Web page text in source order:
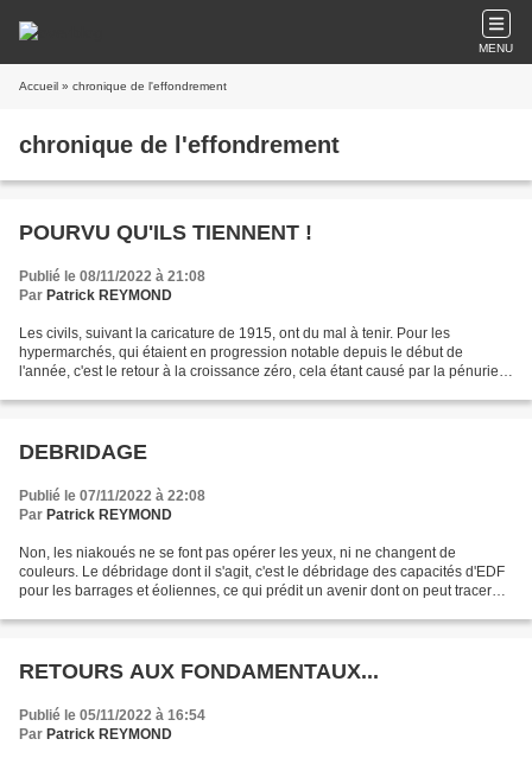
MENU
Accueil » chronique de l'effondrement
chronique de l'effondrement
POURVU QU'ILS TIENNENT !
Publié le 08/11/2022 à 21:08
Par Patrick REYMOND
Les civils, suivant la caricature de 1915, ont du mal à tenir. Pour les
hypermarchés, qui étaient en progression notable depuis le début de
l'année, c'est le retour à la croissance zéro, cela étant causé par la pénurie
DEBRIDAGE
Publié le 07/11/2022 à 22:08
Par Patrick REYMOND
Non, les niakoués ne se font pas opérer les yeux, ni ne changent de
couleurs. Le débridage dont il s'agit, c'est le débridage des capacités d'EDF
pour les barrages et éoliennes, ce qui prédit un avenir dont on peut tracer
RETOURS AUX FONDAMENTAUX...
Publié le 05/11/2022 à 16:54
Par Patrick REYMOND